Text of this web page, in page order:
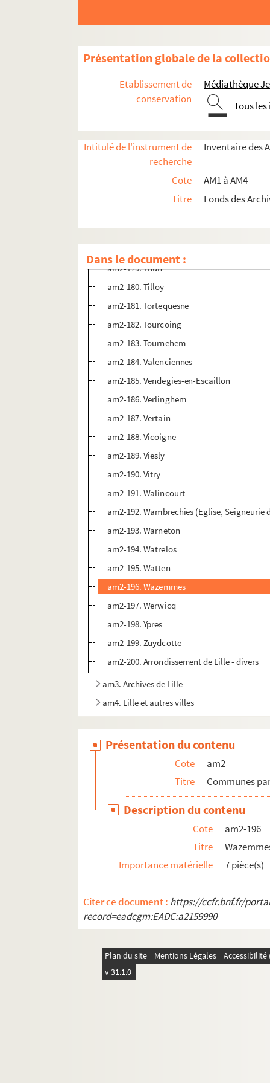
Présentation globale de la
Etablissement de
conservation
Médiathèque
Tous
Intitulé de l'instrument de
recherche
Inventaire des
Cote
AM1 à AM4
Titre
Fonds des
Dans le document :
am2-166. Sancourt
am2-167. Saulzoir
am2-168. Sebourg
am2-169. Seclin
am2-170. Sequedin
am2-172. Solesmes
am2-173. Somain
am2-174. Steenwerck
am2-175. Steenworde
am2-177. Teteghem
am2-179. Thun
am2-180. Tilloy
am2-181. Tortequesne
am2-182. Tourcoing
am2-183. Tournehem
am2-184. Valenciennes
am2-185. Vendegies-en-Escaillon
am2-186. Verlinghem
am2-187. Vertain
am2-188. Vicoigne
am2-189. Viesly
am2-190. Vitry
am2-191. Walincourt
am2-192. Wambrechies (Eglise, Seigneurie
am2-193. Warneton
am2-194. Watrelos
am2-195. Watten
am2-196. Wazemmes
am2-197. Werwicq
am2-198. Ypres
am2-199. Zuydcotte
am2-200. Arrondissement de Lille - divers
am3. Archives de Lille
am4. Lille et autres villes
Présentation du contenu
Cote
am2
Titre
Communes
Description du contenu
Cote
am2-196
Titre
Importance matérielle
7 pièce(s)
Citer ce document : https://ccfr.bnf.fr/
record=eadcgm:EADC:a2159990
Plan du site Mentions Légales
v 31.1.0